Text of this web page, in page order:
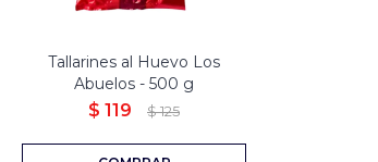
Tallarines al Huevo Los
Abuelos - 500 g
$ 119 $ 125